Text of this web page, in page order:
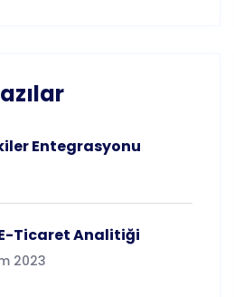
Entegrasyonu
E-Ticaret Analitiği
2023